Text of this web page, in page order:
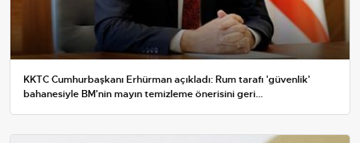
KKTC Cumhurbaşkanı Erhürman açıkladı: Rum tarafı 'güvenlik'
bahanesiyle BM'nin mayın temizleme önerisini geri...